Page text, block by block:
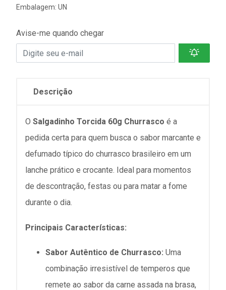
Embalagem: UN
Avise-me quando chegar
Descrição
O Salgadinho Torcida 60g Churrasco é a
pedida certa para quem busca o sabor marcante e
defumado típico do churrasco brasileiro em um
lanche prático e crocante. Ideal para momentos
de descontração, festas ou para matar a fome
durante o dia.
Principais Características:
Sabor Autêntico de Churrasco: Uma
combinação irresistível de temperos que
remete ao sabor da carne assada na brasa,